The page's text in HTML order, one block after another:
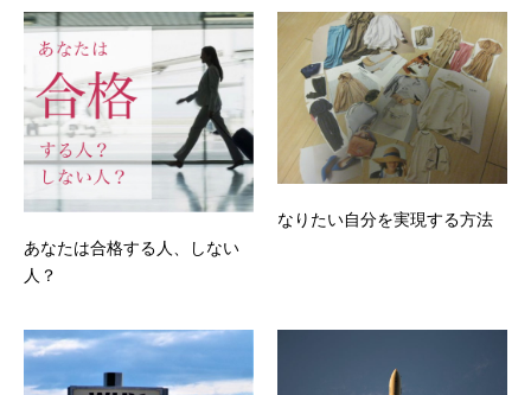
あなたは合格する人、しない
人？
なりたい自分を実現する方法